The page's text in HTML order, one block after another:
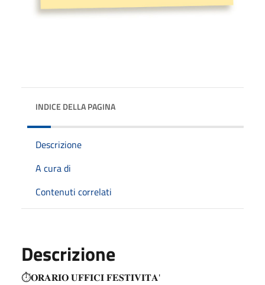
INDICE DELLA PAGINA
Descrizione
A cura di
Contenuti correlati
Descrizione
⏱𝐎𝐑𝐀𝐑𝐈𝐎 𝐔𝐅𝐅𝐈𝐂𝐈 𝐅𝐄𝐒𝐓𝐈𝐕𝐈𝐓𝐀'